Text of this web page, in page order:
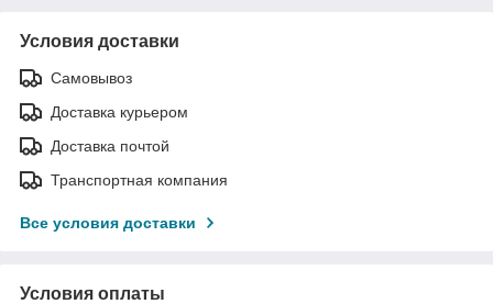
Условия доставки
Самовывоз
Доставка курьером
Доставка почтой
Транспортная компания
Все условия доставки
Условия оплаты